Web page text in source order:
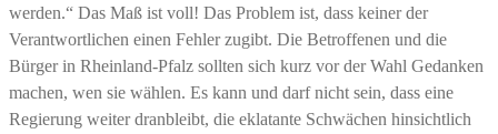
werden.“ Das Maß ist voll! Das Problem ist, dass keiner der
Verantwortlichen einen Fehler zugibt. Die Betroffenen und die
Bürger in Rheinland-Pfalz sollten sich kurz vor der Wahl Gedanken
machen, wen sie wählen. Es kann und darf nicht sein, dass eine
Regierung weiter dranbleibt, die eklatante Schwächen hinsichtlich